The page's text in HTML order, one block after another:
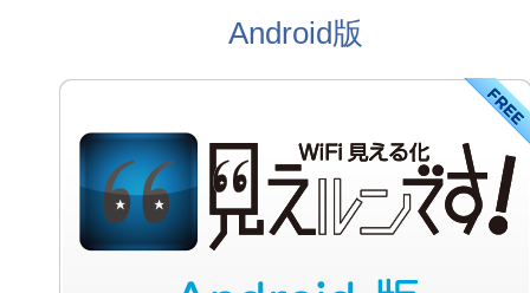
Android版